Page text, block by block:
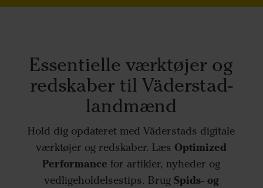
Essentielle værktøjer og
redskaber til Väderstad-
landmænd
Hold dig opdateret med Väderstads digitale
værktøjer og redskaber. Læs Optimized
Performance for artikler, nyheder og
vedligeholdelsestips. Brug Spids- og